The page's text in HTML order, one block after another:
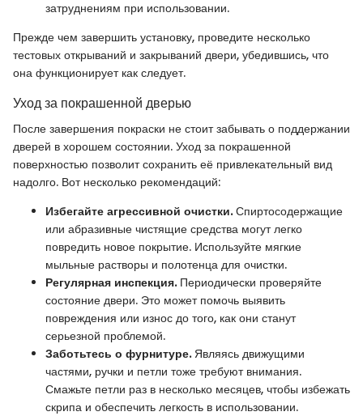
затруднениям при использовании.
Прежде чем завершить установку, проведите несколько
тестовых открываний и закрываний двери, убедившись, что
она функционирует как следует.
Уход за покрашенной дверью
После завершения покраски не стоит забывать о поддержании
дверей в хорошем состоянии. Уход за покрашенной
поверхностью позволит сохранить её привлекательный вид
надолго. Вот несколько рекомендаций:
Избегайте агрессивной очистки.Спиртосодержащие
или абразивные чистящие средства могут легко
повредить новое покрытие. Используйте мягкие
мыльные растворы и полотенца для очистки.
Регулярная инспекция.Периодически проверяйте
состояние двери. Это может помочь выявить
повреждения или износ до того, как они станут
серьезной проблемой.
Заботьтесь о фурнитуре.Являясь движущими
частями, ручки и петли тоже требуют внимания.
Смажьте петли раз в несколько месяцев, чтобы избежать
скрипа и обеспечить легкость в использовании.